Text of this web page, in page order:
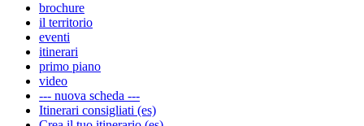
brochure
il territorio
eventi
itinerari
primo piano
video
--- nuova scheda ---
Itinerari consigliati (es)